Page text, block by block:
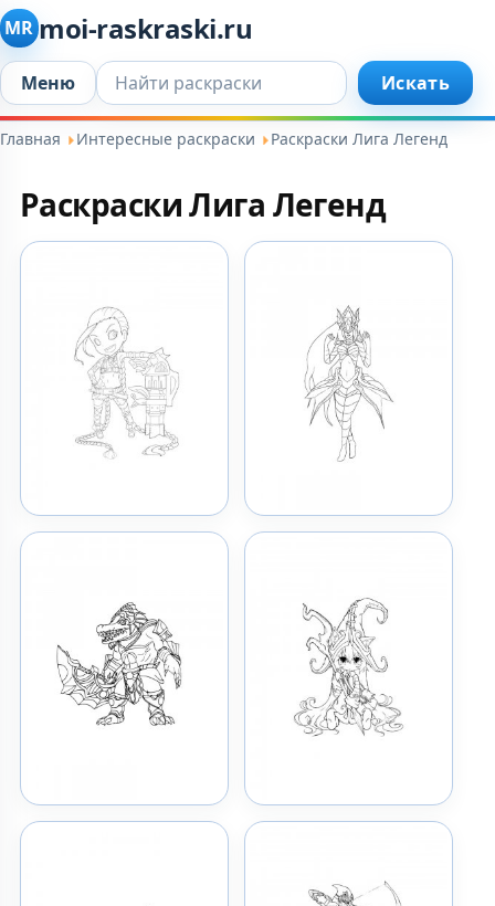
MR moi-raskraski.ru
Меню Искать... Искать
Главная Интересные раскраски Раскраски Лига Легенд
Раскраски Лига Легенд